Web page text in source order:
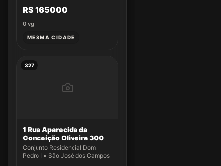
R$ 165000
0 vg
MESMA CIDADE
327
1 Rua Aparecida da
Conceição Oliveira 300
Conjunto Residencial Dom
Pedro I • São José dos Campos